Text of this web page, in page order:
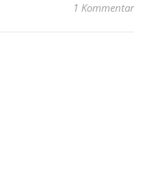
1 Kommentar